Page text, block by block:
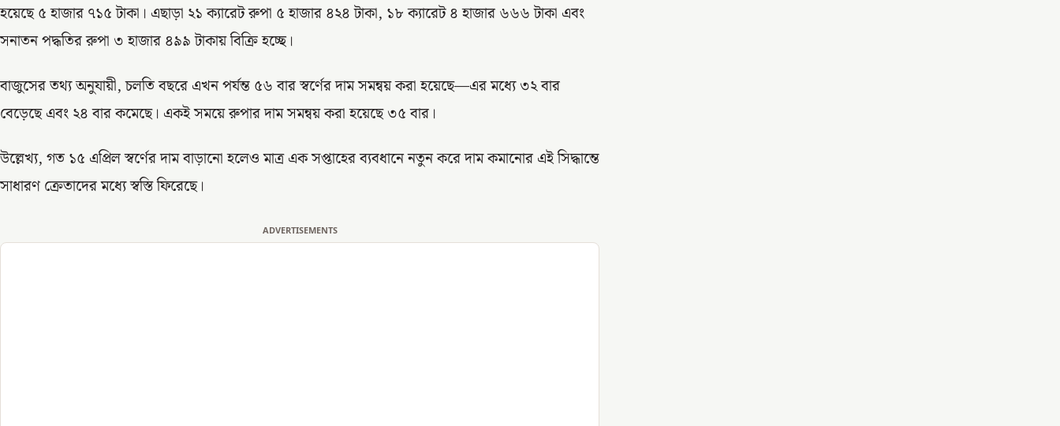
হয়েছে ৫ হাজার ৭১৫ টাকা। এছাড়া ২১ ক্যারেট রুপা ৫ হাজার ৪২৪ টাকা, ১৮ ক্যারেট ৪ হাজার ৬৬৬ টাকা এবং
সনাতন পদ্ধতির রুপা ৩ হাজার ৪৯৯ টাকায় বিক্রি হচ্ছে।
বাজুসের তথ্য অনুযায়ী, চলতি বছরে এখন পর্যন্ত ৫৬ বার স্বর্ণের দাম সমন্বয় করা হয়েছে—এর মধ্যে ৩২ বার
বেড়েছে এবং ২৪ বার কমেছে। একই সময়ে রুপার দাম সমন্বয় করা হয়েছে ৩৫ বার।
উল্লেখ্য, গত ১৫ এপ্রিল স্বর্ণের দাম বাড়ানো হলেও মাত্র এক সপ্তাহের ব্যবধানে নতুন করে দাম কমানোর এই সিদ্ধান্তে
সাধারণ ক্রেতাদের মধ্যে স্বস্তি ফিরেছে।
ADVERTISEMENTS